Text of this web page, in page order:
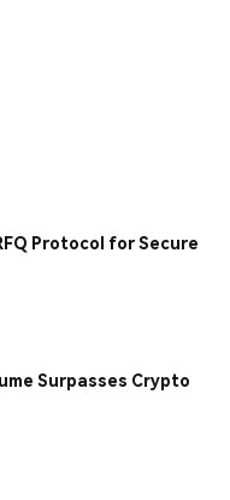
Protocol for Secure
Surpasses Crypto